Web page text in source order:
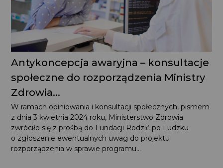
Search
for:
Search Button
Antykoncepcja awaryjna – konsultacje
społeczne do rozporządzenia Ministry
Zdrowia...
W ramach opiniowania i konsultacji społecznych, pismem
z dnia 3 kwietnia 2024 roku, Ministerstwo Zdrowia
zwróciło się z prośbą do Fundacji Rodzić po Ludzku
o zgłoszenie ewentualnych uwag do projektu
rozporządzenia w sprawie programu...